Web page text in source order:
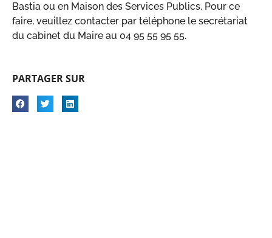
Bastia ou en Maison des Services Publics. Pour ce
faire, veuillez contacter par téléphone le secrétariat
du cabinet du Maire au 04 95 55 95 55.
PARTAGER SUR